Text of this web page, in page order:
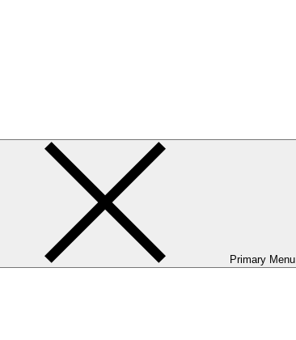
Primary Menu